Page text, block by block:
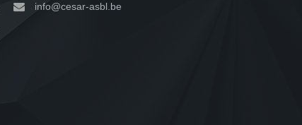
info@cesar-asbl.be